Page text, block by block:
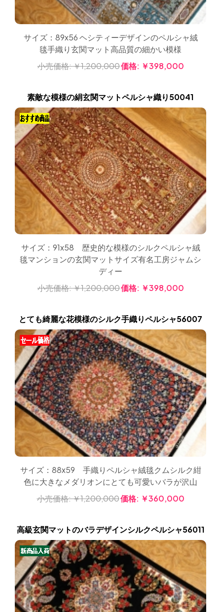
サイズ：89x56 ヘシティーデザインのペルシャ絨
毯手織り玄関マット高品質の細かい模様
小売価格:￥1,200,000価格: ￥398,000
素敵な模様の絹玄関マットペルシャ織り50041
サイズ：91x58 歴史的な模様のシルクペルシャ絨
毯マンションの玄関マットサイズ有名工房ジャムシ
ディー
小売価格:￥1,200,000価格: ￥398,000
とても綺麗な花模様のシルク手織りペルシャ56007
サイズ：88x59 手織りペルシャ絨毯クムシルク紺
色に大きなメダリオンにとても可愛いバラが沢山
小売価格:￥1,200,000価格: ￥360,000
高級玄関マットのバラデザインシルクペルシャ56011